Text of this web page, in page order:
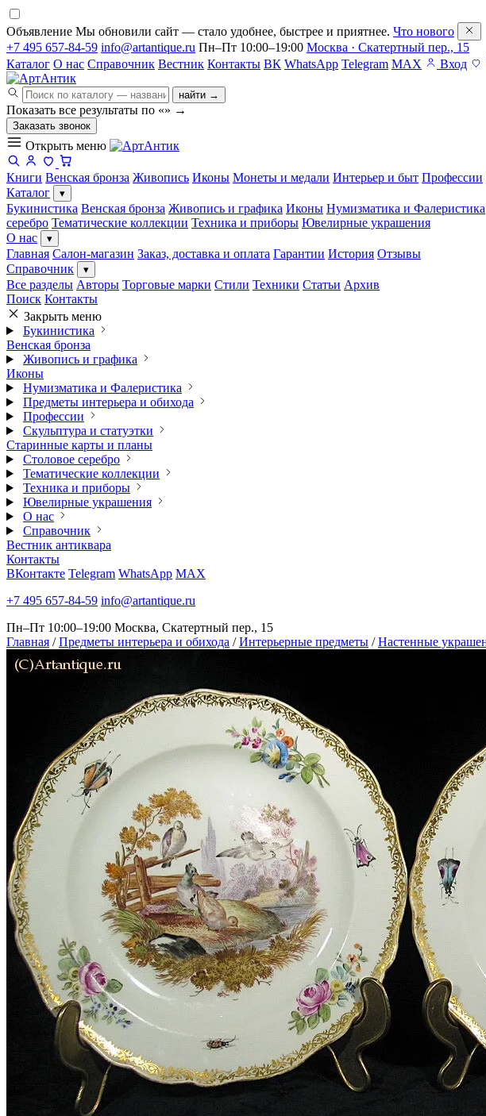
Объявление Мы обновили сайт — стало удобнее, быстрее и приятнее. Что нового
+7 495 657-84-59 info@artantique.ru Пн–Пт 10:00–19:00 Москва · Скатертный пер., 15
Каталог О нас Справочник Вестник Контакты ВК WhatsApp Telegram MAX Вход
найти →
Показать все результаты по «» →
Заказать звонок
Открыть меню
Книги Венская бронза Живопись Иконы Монеты и медали Интерьер и быт Профессии
Каталог
▾
Букинистика Венская бронза Живопись и графика Иконы Нумизматика и Фалеристика
серебро Тематические коллекции Техника и приборы Ювелирные украшения
О нас
▾
Главная Салон-магазин Заказ, доставка и оплата Гарантии История Отзывы
Справочник
▾
Все разделы Авторы Торговые марки Стили Техники Статьи Архив
Поиск Контакты
Закрыть меню
Букинистика
Венская бронза
Живопись и графика
Иконы
Нумизматика и Фалеристика
Предметы интерьера и обихода
Профессии
Скульптура и статуэтки
Старинные карты и планы
Столовое серебро
Тематические коллекции
Техника и приборы
Ювелирные украшения
О нас
Справочник
Вестник антиквара
Контакты
ВКонтакте Telegram WhatsApp MAX
+7 495 657-84-59 info@artantique.ru
Пн–Пт 10:00–19:00 Москва, Скатертный пер., 15
Главная / Предметы интерьера и обихода / Интерьерные предметы / Настенные